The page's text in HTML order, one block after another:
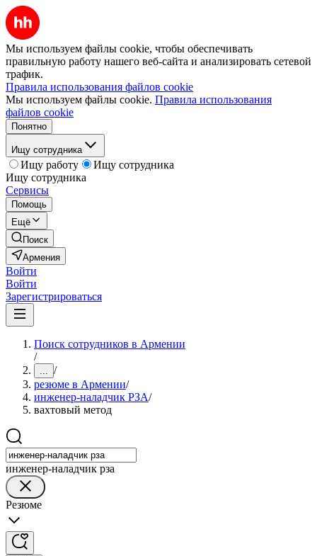
Мы используем файлы cookie, чтобы обеспечивать
правильную работу нашего веб-сайта и анализировать сетевой
трафик.
Правила использования файлов cookie
Мы используем файлы cookie. Правила использования
файлов cookie
Понятно
Ищу сотрудника
Ищу работу
Ищу сотрудника
Ищу сотрудника
Сервисы
Помощь
Ещё
Поиск
Армения
Войти
Войти
Зарегистрироваться
Поиск сотрудников в Армении
/
... /
резюме в Армении/
инженер-наладчик РЗА/
вахтовый метод
инженер-наладчик рза
Резюме